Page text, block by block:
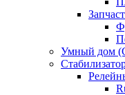
Умный дом